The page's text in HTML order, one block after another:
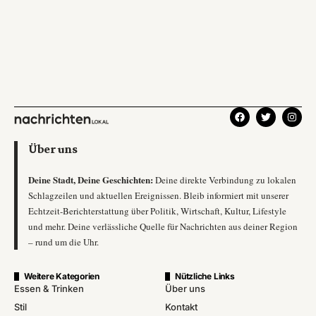
Über uns
Deine Stadt, Deine Geschichten: Deine direkte Verbindung zu lokalen
Schlagzeilen und aktuellen Ereignissen. Bleib informiert mit unserer
Echtzeit-Berichterstattung über Politik, Wirtschaft, Kultur, Lifestyle
und mehr. Deine verlässliche Quelle für Nachrichten aus deiner Region
– rund um die Uhr.
Weitere Kategorien
Essen & Trinken
Stil
Nützliche Links
Über uns
Kontakt